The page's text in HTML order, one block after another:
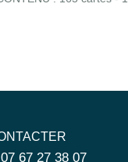
67 27 38 07